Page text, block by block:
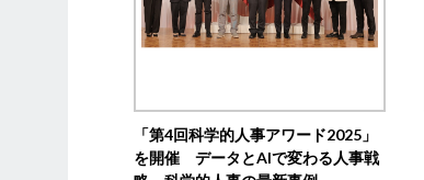
「第4回科学的人事アワード2025」
を開催 データとAIで変わる人事戦